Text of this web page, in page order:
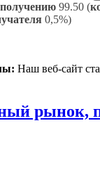
99.50 (
0,5%)
Наш веб-сайт
рынок,